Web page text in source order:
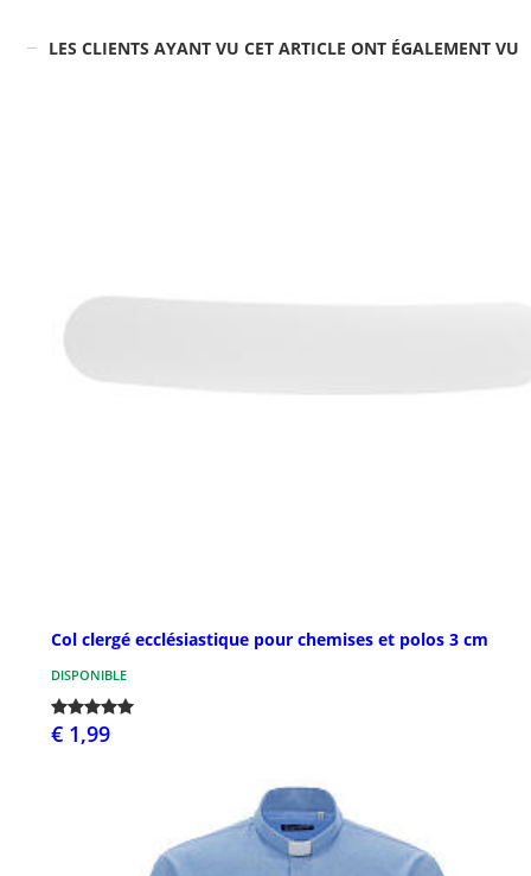
LES CLIENTS AYANT VU CET ARTICLE ONT ÉGALEMENT VU
Col clergé ecclésiastique pour chemises et polos 3 cm
DISPONIBLE
€ 1,99